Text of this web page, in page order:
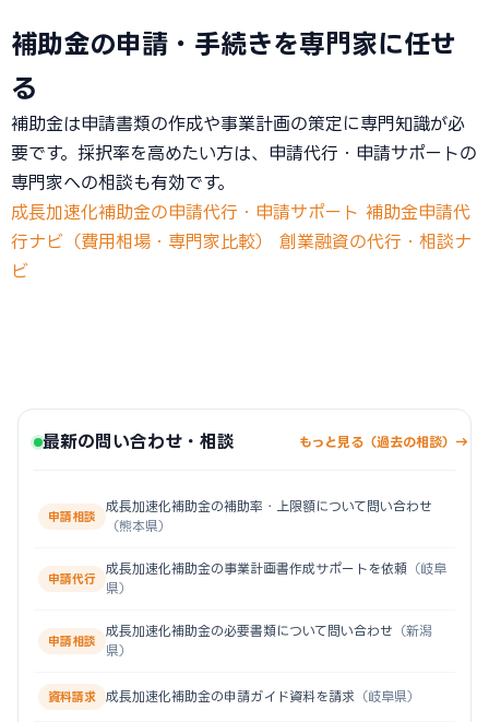
補助金の申請・手続きを専門家に任せ
る
補助金は申請書類の作成や事業計画の策定に専門知識が必
要です。採択率を高めたい方は、申請代行・申請サポートの
専門家への相談も有効です。
成長加速化補助金の申請代行・申請サポート 補助金申請代
行ナビ（費用相場・専門家比較）
創業融資の代行・相談ナ
ビ
最新の問い合わせ・相談 もっと見る（過去の相談）→
申請相談
成長加速化補助金の補助率・上限額について問い合わせ
（熊本県）
申請代行
成長加速化補助金の事業計画書作成サポートを依頼 （岐阜
県）
申請相談
成長加速化補助金の必要書類について問い合わせ （新潟
県）
資料請求 成長加速化補助金の申請ガイド資料を請求 （岐阜県）